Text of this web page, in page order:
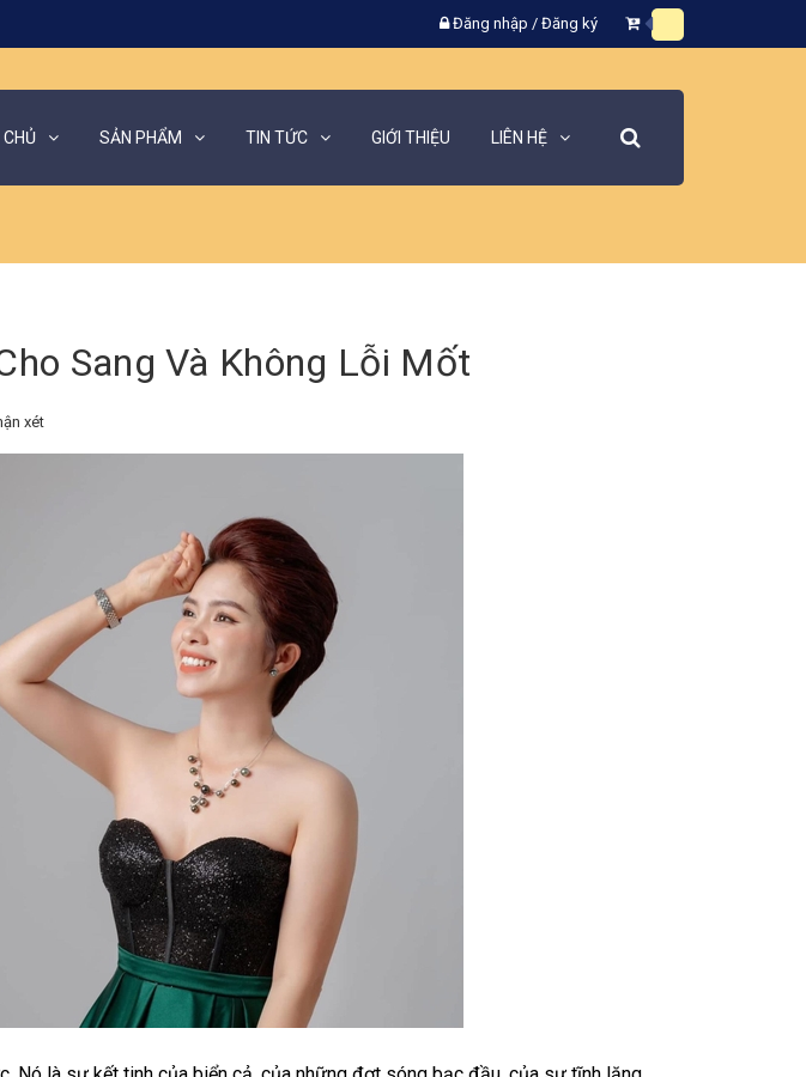
Đăng nhập / Đăng ký
SẢN PHẨM TIN TỨC GIỚI THIỆU LIÊN HỆ
Sang Và Không Lỗi Mốt
xét